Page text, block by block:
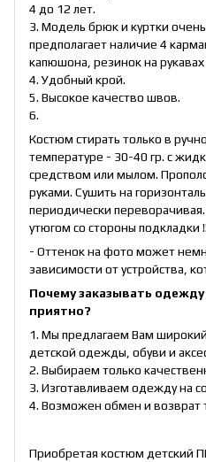
4 до 12 лет.
3. Модель брюк и куртки
предполагает наличие 4
капюшона, резинок на
4. Удобный крой.
5. Высокое качество швов.
6.
Костюм стирать только в
температуре - 30-40 гр. с
средством или мылом.
руками. Сушить на
периодически
утюгом со стороны подкладки
- Оттенок на фото может
зависимости от устройства,
Почему заказывать одежду
приятно?
1. Мы предлагаем Вам
детской одежды, обуви и
2. Выбираем только
3. Изготавливаем одежду на
4. Возможен обмен и возврат
Приобретая костюм детский